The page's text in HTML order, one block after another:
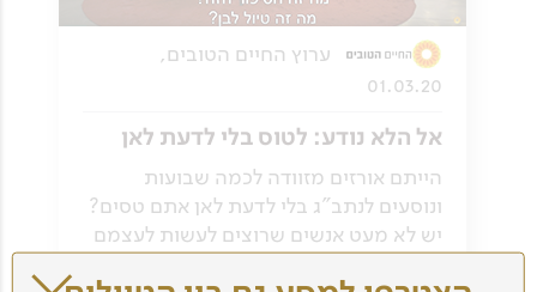
ערוץ החיים הטובים,
01.03.20
אל הלא נודע: לטוס בלי לדעת לאן
הייתם אורזים מזוודה לכמה שבועות
ונוסעים לנתב"ג בלי לדעת לאן אתם טסים?
יש לא מעט אנשים שרוצים לעשות לעצמם
הפתעה.